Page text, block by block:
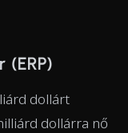
dollárt
dollárra nő